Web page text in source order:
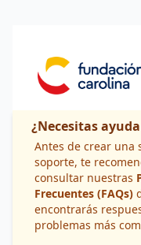
¿Necesitas
Antes de crear una
soporte, te
consultar nuestras
Frecuentes (FAQs)
encontrarás
problemas más